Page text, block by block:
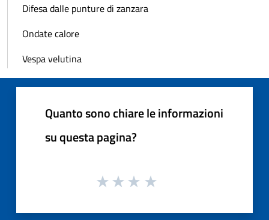
Difesa dalle punture di zanzara
Ondate calore
Vespa velutina
Quanto sono chiare le informazioni
su questa pagina?